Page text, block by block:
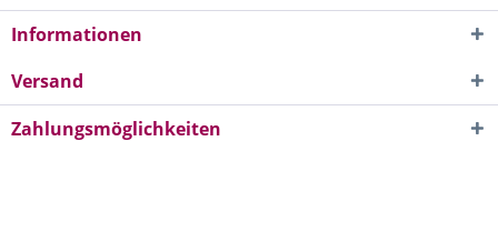
Informationen
Versand
Zahlungsmöglichkeiten